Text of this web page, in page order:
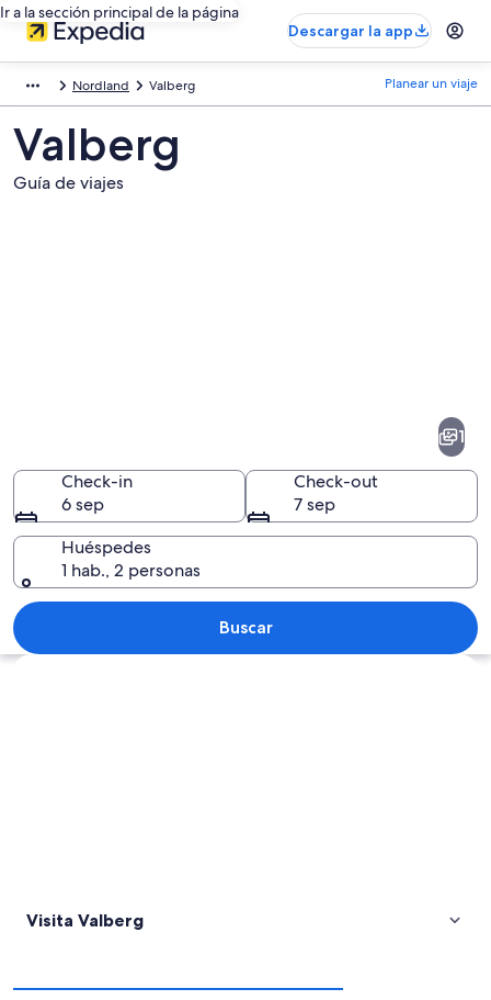
Ir a la sección principal de la página
Descargar la app
Nordland Valberg Planear un viaje
Valberg
Guía de viajes
Una persona de pie en un campo
1
Check-in
6 sep
Check-out
7 sep
Huéspedes
1 hab., 2 personas
Buscar
Explorar mapa
Visita Valberg